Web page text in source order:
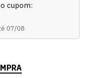
cupom:
07/08